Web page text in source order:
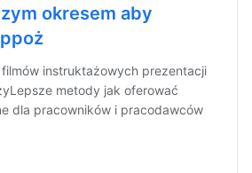
okresem aby
instruktażowych prezentacji
metody jak oferować
dla pracowników i pracodawców